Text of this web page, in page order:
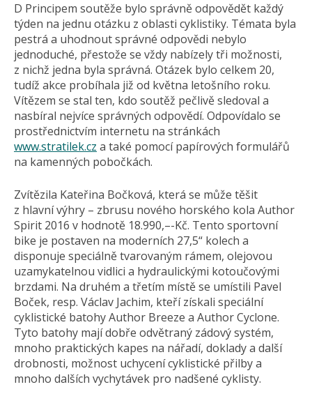
D Principem soutěže bylo správně odpovědět každý
týden na jednu otázku z oblasti cyklistiky. Témata byla
pestrá a uhodnout správné odpovědi nebylo
jednoduché, přestože se vždy nabízely tři možnosti,
z nichž jedna byla správná. Otázek bylo celkem 20,
tudíž akce probíhala již od května letošního roku.
Vítězem se stal ten, kdo soutěž pečlivě sledoval a
nasbíral nejvíce správných odpovědí. Odpovídalo se
prostřednictvím internetu na stránkách
www.stratilek.cz a také pomocí papírových formulářů
na kamenných pobočkách.
Zvítězila Kateřina Bočková, která se může těšit
z hlavní výhry – zbrusu nového horského kola Author
Spirit 2016 v hodnotě 18.990,–-Kč. Tento sportovní
bike je postaven na moderních 27,5“ kolech a
disponuje speciálně tvarovaným rámem, olejovou
uzamykatelnou vidlici a hydraulickými kotoučovými
brzdami. Na druhém a třetím místě se umístili Pavel
Boček, resp. Václav Jachim, kteří získali speciální
cyklistické batohy Author Breeze a Author Cyclone.
Tyto batohy mají dobře odvětraný zádový systém,
mnoho praktických kapes na nářadí, doklady a další
drobnosti, možnost uchycení cyklistické přilby a
mnoho dalších vychytávek pro nadšené cyklisty.